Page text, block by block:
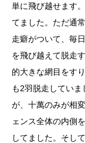
単に飛び越せます
てました。ただ通
走癖がついて、毎
を飛び越えて脱走
的大きな網目をす
も2羽脱走してい
が、十萬のみが相
ェンス全体の内側
してました。そし